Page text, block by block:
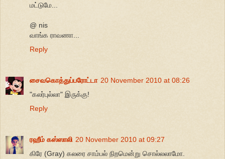
மட்டுமே...
@ nis
வாங்க ராவணா...
Reply
சைவகொத்துப்பரோட்டா 20 November 2010 at 08:26
"கலர்புல்லா" இருக்கு!
Reply
ரஹீம் கஸ்ஸாலி 20 November 2010 at 09:27
கிரே (Gray) கலரை சாம்பல் நிறமென்று சொல்லலாமோ.